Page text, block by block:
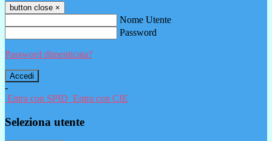
button close ×
Nome Utente
Password
Password dimenticata?
-
Entra con SPID Entra con CIE
Seleziona utente